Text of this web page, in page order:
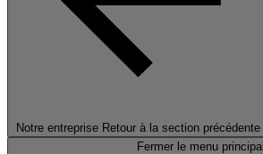
Notre entreprise Retour à la section précédente
Fermer le menu principal